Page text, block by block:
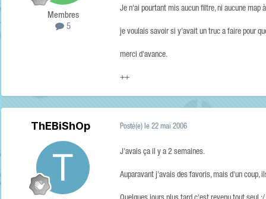
Membres
5
Je n'ai pourtant mis aucun filtre, ni aucune map
je voulais savoir si y'avait un truc a faire pour
merci d'avance.
++
ThEBiShOp Posté(e) le 22 mai 2006
J'avais ça il y a 2 semaines.
Auparavant j'avais des favoris, mais d'un coup,